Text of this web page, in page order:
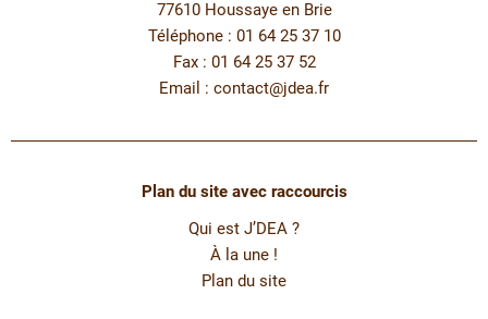
77610 Houssaye en Brie
Téléphone : 01 64 25 37 10
Fax : 01 64 25 37 52
Email : contact@jdea.fr
Plan du site avec raccourcis
Qui est J’DEA ?
À la une !
Plan du site